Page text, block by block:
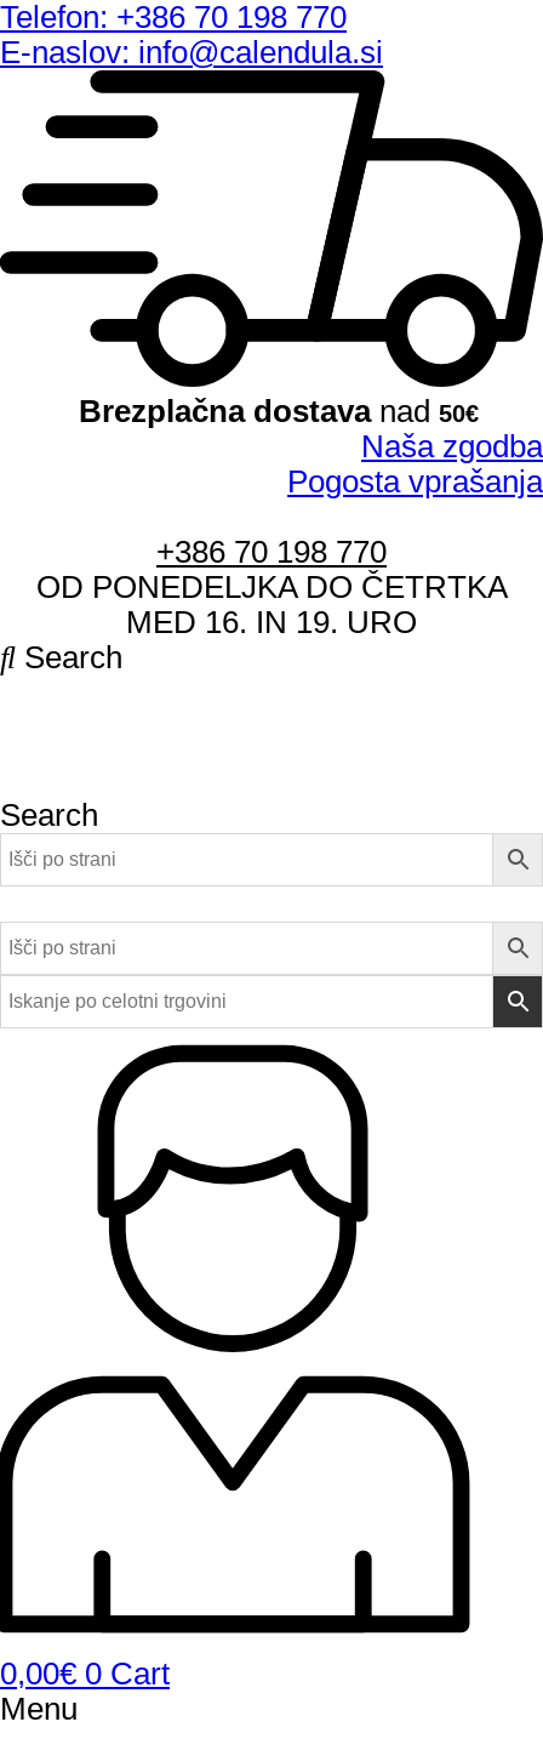
Telefon: +386 70 198 770
E-naslov: info@calendula.si
Brezplačna dostavanad 50€
Naša zgodba
Pogosta vprašanja
+386 70 198 770
OD PONEDELJKA DO ČETRTKA
MED 16. IN 19. URO
Search
Search
0,00€ 0 Cart
Menu